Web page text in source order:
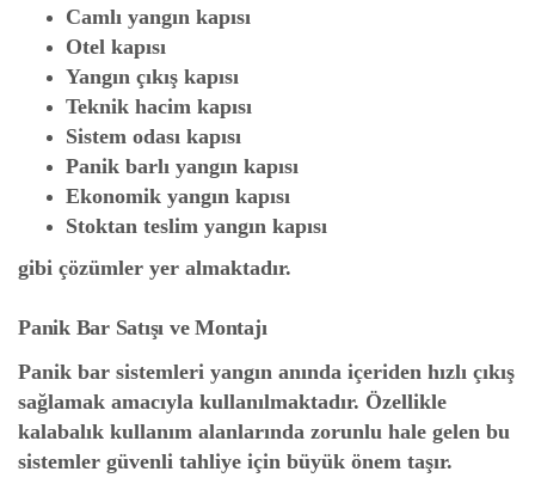
Camlı yangın kapısı
Otel kapısı
Yangın çıkış kapısı
Teknik hacim kapısı
Sistem odası kapısı
Panik barlı yangın kapısı
Ekonomik yangın kapısı
Stoktan teslim yangın kapısı
gibi çözümler yer almaktadır.
Panik Bar Satışı ve Montajı
Panik bar sistemleri yangın anında içeriden hızlı çıkış
sağlamak amacıyla kullanılmaktadır. Özellikle
kalabalık kullanım alanlarında zorunlu hale gelen bu
sistemler güvenli tahliye için büyük önem taşır.